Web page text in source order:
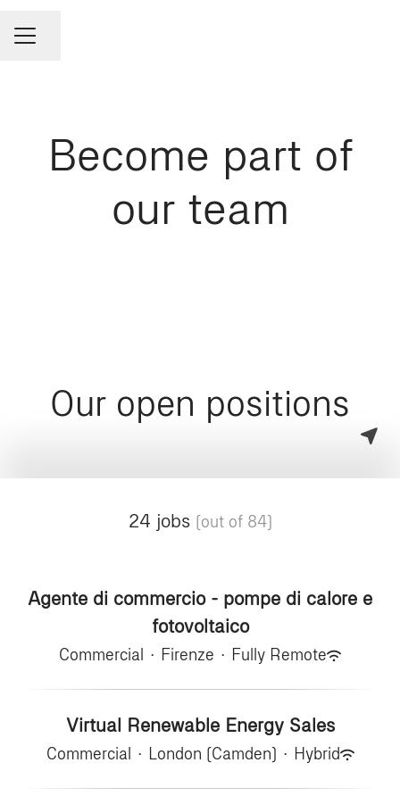
CAREER MENU
Share page
Become part of
our team
Our open positions
24 jobs (out of 84)
Agente di commercio - pompe di calore e
fotovoltaico
Commercial · Firenze · Fully Remote
Virtual Renewable Energy Sales
Commercial · London (Camden) · Hybrid